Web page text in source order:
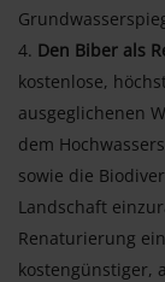
Den Biber als
kostenlose,
ausgeglichenen
dem
sowie die
Landschaft
Renaturierung
kostengünstiger,